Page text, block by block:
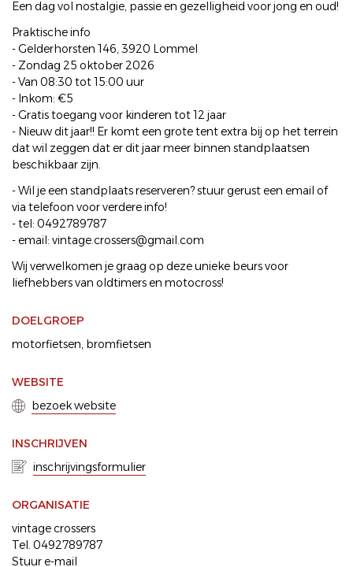
Een dag vol nostalgie, passie en gezelligheid voor jong en oud!
Praktische info
- Gelderhorsten 146, 3920 Lommel
- Zondag 25 oktober 2026
- Van 08:30 tot 15:00 uur
- Inkom: €5
- Gratis toegang voor kinderen tot 12 jaar
- Nieuw dit jaar!! Er komt een grote tent extra bij op het terrein
dat wil zeggen dat er dit jaar meer binnen standplaatsen
beschikbaar zijn.
- Wil je een standplaats reserveren? stuur gerust een email of
via telefoon voor verdere info!
- tel: 0492789787
- email: vintage.crossers@gmail.com
Wij verwelkomen je graag op deze unieke beurs voor
liefhebbers van oldtimers en motocross!
DOELGROEP
motorfietsen bromfietsen
WEBSITE
bezoek website
INSCHRIJVEN
inschrijvingsformulier
ORGANISATIE
vintage crossers
Tel. 0492789787
Stuur e-mail